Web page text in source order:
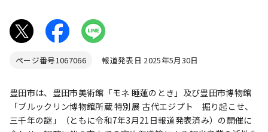
ページ番号1067066 報道発表日 2025年5月30日
豊田市は、豊田市美術館「モネ 睡蓮のとき」及び豊田市博物館
「ブルックリン博物館所蔵 特別展 古代エジプト 掘り起こせ、
三千年の謎」（ともに令和7年3月21日報道発表済み）の開催に